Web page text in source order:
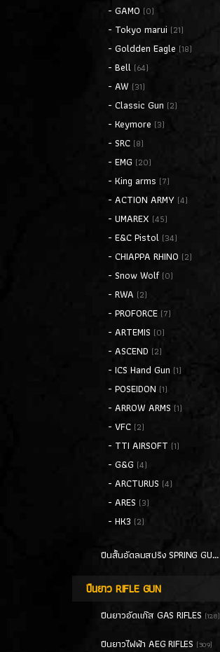
- GAMO (0)
- Tokyo marui (21)
- Goldden Eagle (18)
- Bell (64)
- AW (31)
- Classic Gun (2)
- Keymore (3)
- SRC (8)
- EMG (20)
- King arms (7)
- ACTION ARMY (4)
- UMAREX (45)
- E&C Pistol (34)
- CHIAPPA RHINO (2)
- Snow Wolf (0)
- RWA (2)
- PROFORCE (7)
- ARTEMIS (0)
- ASCEND (2)
- ICS Hand Gun (1)
- POSEIDON (1)
- ARROW ARMS (1)
- VFC (2)
- TTI AIRSOFT (1)
- G&G (4)
- ARCTURUS (4)
- ARES (3)
- HK3 (2)
ปืนสั้นอัดลมสปริง SPRING GUN
ปืนยาว RIFLE GUN
ปืนยาวอัดแก๊ส GAS RIFLES (128)
ปืนยาวไฟฟ้า AEG RIFLES (309)